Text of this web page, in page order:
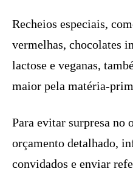
Recheios especiais,
vermelhas, chocolates
lactose e veganas,
maior pela matéria-
Para evitar surpresa no
orçamento detalhado,
convidados e enviar